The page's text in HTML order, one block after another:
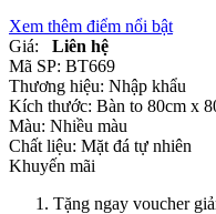
Xem thêm điểm nổi bật
Giá:
Liên hệ
Mã SP: BT669
Thương hiệu: Nhập khẩu
Kích thước: Bàn to 80cm x
Màu: Nhiều màu
Chất liệu: Mặt đá tự nhiên
Khuyến mãi
Tặng ngay voucher